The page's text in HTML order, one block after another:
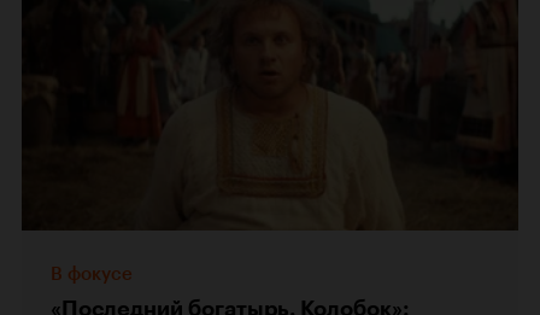
В фокусе
«Последний богатырь. Колобок»: